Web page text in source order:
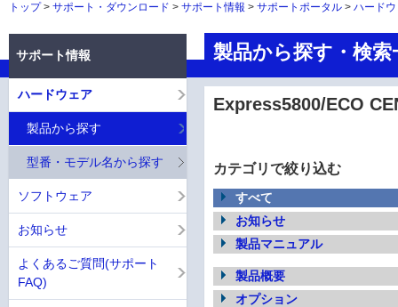
トップ サポート・ダウンロード サポート情報 サポートポータル ハード
製品から探す・検
Express5800/ECO
カテゴリで絞り込む
すべて
お知らせ
製品マニュアル
製品概要
オプション
サポート情報
ハードウェア
製品から探す
型番・モデル名から探す
ソフトウェア
お知らせ
よくあるご質問(サポート
FAQ)